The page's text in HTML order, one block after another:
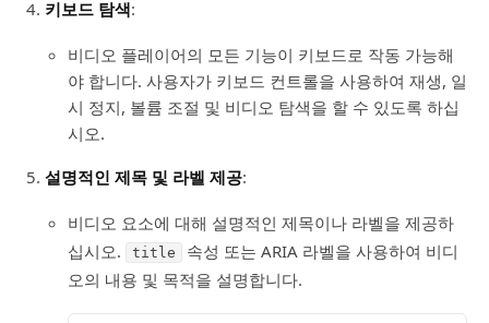
키보드 탐색:
비디오 플레이어의 모든 기능이 키보드로 작동 가능해
야 합니다. 사용자가 키보드 컨트롤을 사용하여 재생, 일
시 정지, 볼륨 조절 및 비디오 탐색을 할 수 있도록 하십
시오.
설명적인 제목 및 라벨 제공:
비디오 요소에 대해 설명적인 제목이나 라벨을 제공하
십시오.
title
속성 또는 ARIA 라벨을 사용하여 비디
오의 내용 및 목적을 설명합니다.